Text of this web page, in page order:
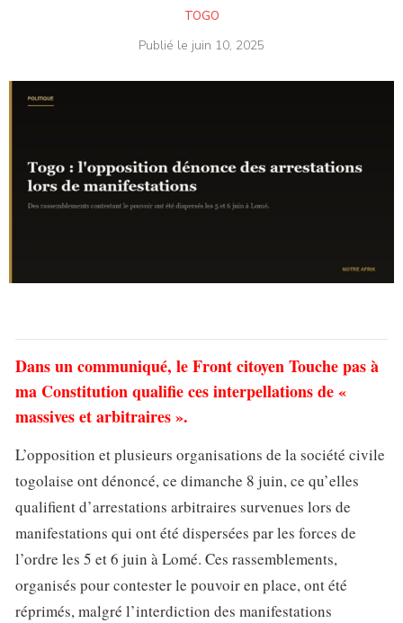
TOGO
Publié le juin 10, 2025
Dans un communiqué, le Front citoyen Touche pas à
ma Constitution qualifie ces interpellations de «
massives et arbitraires ».
L’opposition et plusieurs organisations de la société civile
togolaise ont dénoncé, ce dimanche 8 juin, ce qu’elles
qualifient d’arrestations arbitraires survenues lors de
manifestations qui ont été dispersées par les forces de
l’ordre les 5 et 6 juin à Lomé. Ces rassemblements,
organisés pour contester le pouvoir en place, ont été
réprimés, malgré l’interdiction des manifestations